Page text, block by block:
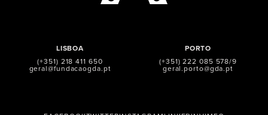
LISBOA
(+351) 218 411 650
geral@fundacaogda.pt
PORTO
(+351) 222 085 578/9
geral.porto@gda.pt